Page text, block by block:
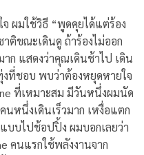
ผมใช้วิธี “พูดคุยได้แต่ร้อง
ติขณะเดินดู ถ้าร้องไม่ออก
าก แสดงว่าคุณเดินช้าไป เดิน
งที่ชอบ พบว่าต้องหยุดหายใจ
ที่เหมาะสม มีวันหนึ่งผมนัด
หนึ่งเดินเร็วมาก เหงื่อแตก
บบไปช้อปปิ้ง ผมบอกเลยว่า
คนแรกใช้พลังงานจาก